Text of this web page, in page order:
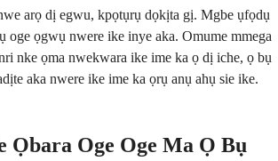
arọ dị egwu, kpọtụrụ dọkịta gị. Mgbe ụfọdụ
oge ọgwụ nwere ike inye aka. Omume mmega
nke ọma nwekwara ike ime ka ọ dị iche, ọ bụ
aka nwere ike ime ka ọrụ anụ ahụ sie ike.
Ọbara Oge Oge Ma Ọ Bụ